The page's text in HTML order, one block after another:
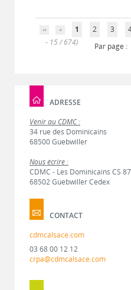
1 2 3
- 15 / 674)
Par page :
ADRESSE
Venir au CDMC :
34 rue des Dominicains
68500 Guebwiller
Nous écrire :
CDMC - Les Dominicains CS
68502 Guebwiller Cedex
CONTACT
cdmcalsace.com
03 68 00 12 12
crpa@cdmcalsace.com